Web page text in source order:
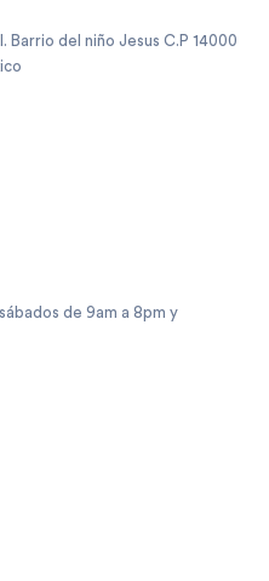
Barrio del niño Jesus C.P 14000
de 9am a 8pm y